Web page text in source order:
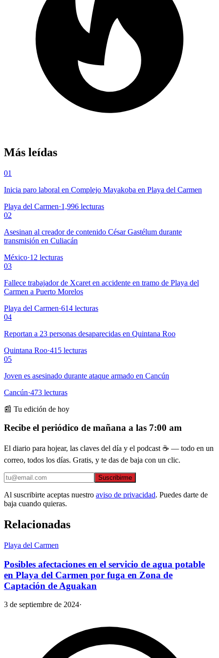
Más leídas
01
Inicia paro laboral en Complejo Mayakoba en Playa del Carmen
Playa del Carmen·1,996 lecturas
02
Asesinan al creador de contenido César Gastélum durante
transmisión en Culiacán
México·12 lecturas
03
Fallece trabajador de Xcaret en accidente en tramo de Playa del
Carmen a Puerto Morelos
Playa del Carmen·614 lecturas
04
Reportan a 23 personas desaparecidas en Quintana Roo
Quintana Roo·415 lecturas
05
Joven es asesinado durante ataque armado en Cancún
Cancún·473 lecturas
📰 Tu edición de hoy
Recibe el periódico de mañana a las 7:00 am
El diario para hojear, las claves del día y el podcast ☕ — todo en un
correo, todos los días. Gratis, y te das de baja con un clic.
Suscribirme
Al suscribirte aceptas nuestro aviso de privacidad. Puedes darte de
baja cuando quieras.
Relacionadas
Playa del Carmen
Posibles afectaciones en el servicio de agua potable
en Playa del Carmen por fuga en Zona de
Captación de Aguakan
3 de septiembre de 2024·